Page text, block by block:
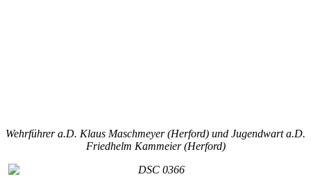
Wehrführer a.D. Klaus Maschmeyer (Herford) und Jugendwart a.D.
Friedhelm Kammeier (Herford)